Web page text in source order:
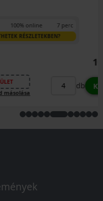
db KOSÁRBA